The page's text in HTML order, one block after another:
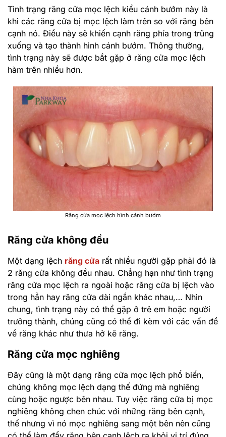
Tình trạng răng cửa mọc lệch kiểu cánh bướm này là
khi các răng cửa bị mọc lệch làm trên so với răng bên
cạnh nó. Điều này sẽ khiến cạnh răng phía trong trũng
xuống và tạo thành hình cánh bướm. Thông thường,
tình trạng này sẽ được bắt gặp ở răng cửa mọc lệch
hàm trên nhiều hơn.
Răng cửa mọc lệch hình cánh bướm
Răng cửa không đều
Một dạng lệch răng cửa rất nhiều người gặp phải đó là
2 răng cửa không đều nhau. Chẳng hạn như tình trạng
răng cửa mọc lệch ra ngoài hoặc răng cửa bị lệch vào
trong hẳn hay răng cửa dài ngắn khác nhau,… Nhìn
chung, tình trạng này có thể gặp ở trẻ em hoặc người
trưởng thành, chúng cũng có thể đi kèm với các vấn đề
về răng khác như thưa hở kẽ răng.
Răng cửa mọc nghiêng
Đây cũng là một dạng răng cửa mọc lệch phổ biến,
chúng không mọc lệch dạng thế đứng mà nghiêng
cùng hoặc ngược bên nhau. Tuy việc răng cửa bị mọc
nghiêng không chen chúc với những răng bên cạnh,
thế nhưng vì nó mọc nghiêng sang một bên nên cũng